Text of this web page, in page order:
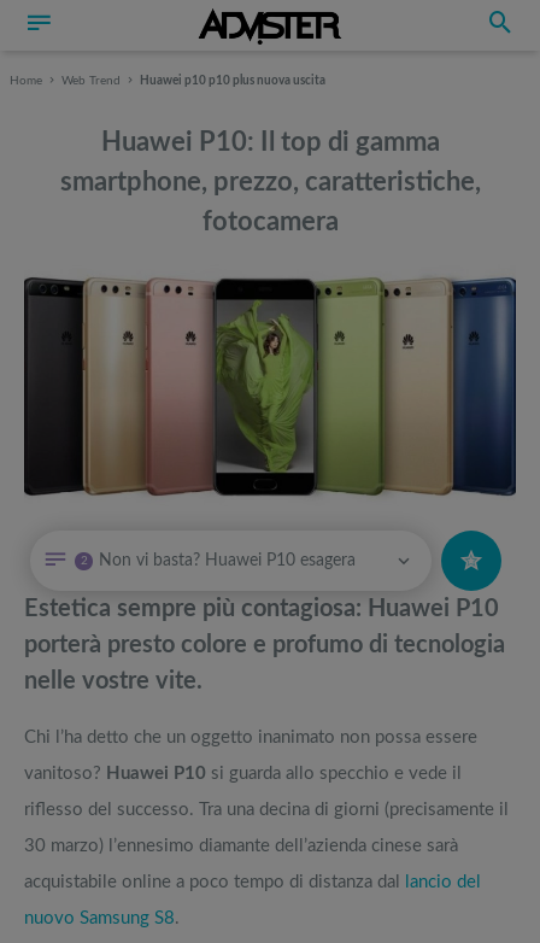
Home Web Trend Huawei p10 p10 plus nuova uscita
Huawei P10: Il top di gamma
smartphone, prezzo, caratteristiche,
fotocamera
Cyber Monday: Cos’è e come funziona il giorno di sconti post Black
Incuriosito dagli smart glasses? La guida sugli occhiali intelligenti
Attrezzi sportivi a metà prezzo Black Friday: Tapis roulant, cyclette,
Offerte robot aspirapolvere da non perdere nella Black Friday Week
2 Non vi basta? Huawei P10 esagera
Estetica sempre più contagiosa: Huawei P10
porterà presto colore e profumo di tecnologia
nelle vostre vite.
Chi l’ha detto che un oggetto inanimato non possa essere
vanitoso? Huawei P10 si guarda allo specchio e vede il
riflesso del successo. Tra una decina di giorni (precisamente il
30 marzo) l’ennesimo diamante dell’azienda cinese sarà
acquistabile online a poco tempo di distanza dal
lancio del
nuovo Samsung S8.